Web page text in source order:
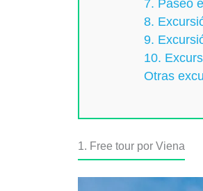
7. Paseo
8.
9.
10.
Otras
1. Free tour por Viena